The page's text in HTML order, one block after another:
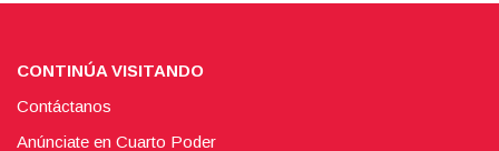
CONTINÚA VISITANDO
Contáctanos
Anúnciate en Cuarto Poder